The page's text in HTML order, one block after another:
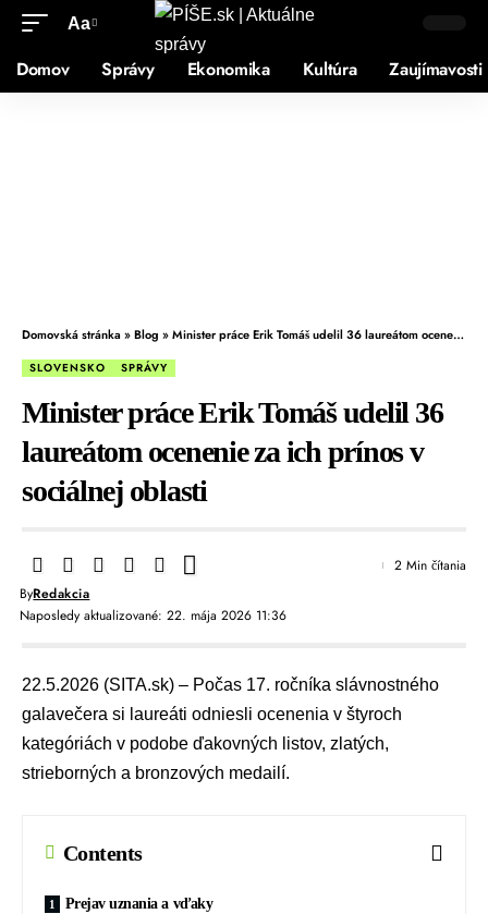
Aa
Domov Správy Ekonomika Kultúra Zaujímavosti
Domovská stránka»Blog »Minister práce Erik Tomáš udelil 36 laureátom ocenenie za ich prínos v sociálnej oblasti
SLOVENSKO SPRÁVY
Minister práce Erik Tomáš udelil 36
laureátom ocenenie za ich prínos v
sociálnej oblasti
Naposledy aktualizované: 22. mája 2026 11:36
ByRedakcia
2 Min čítania
22.5.2026 (SITA.sk) – Počas 17. ročníka slávnostného
galavečera si laureáti odniesli ocenenia v štyroch
kategóriách v podobe ďakovných listov, zlatých,
strieborných a bronzových medailí.
Contents
Prejav uznania a vďaky